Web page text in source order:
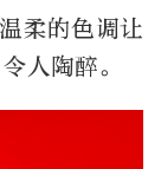
柔的色调让
人陶醉。